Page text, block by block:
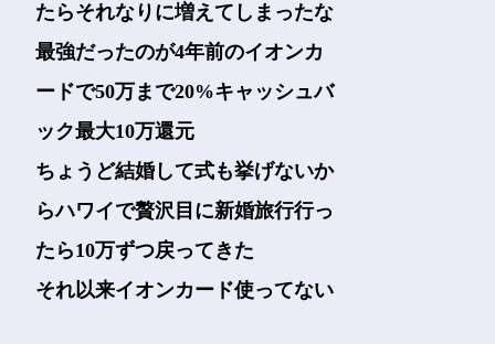
たらそれなりに増えてしまったな
最強だったのが4年前のイオンカ
ードで50万まで20%キャッシュバ
ック最大10万還元
ちょうど結婚して式も挙げないか
らハワイで贅沢目に新婚旅行行っ
たら10万ずつ戻ってきた
それ以来イオンカード使ってない